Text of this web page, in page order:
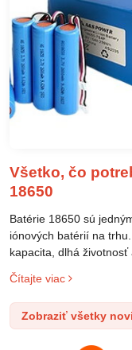
Všetko, čo
18650
Batérie 18650 sú
iónových batérií na
kapacita, dlhá
po elektrické vozidlá.
správneho používania
využitiu.
Čítajte viac
Zobraziť všetky